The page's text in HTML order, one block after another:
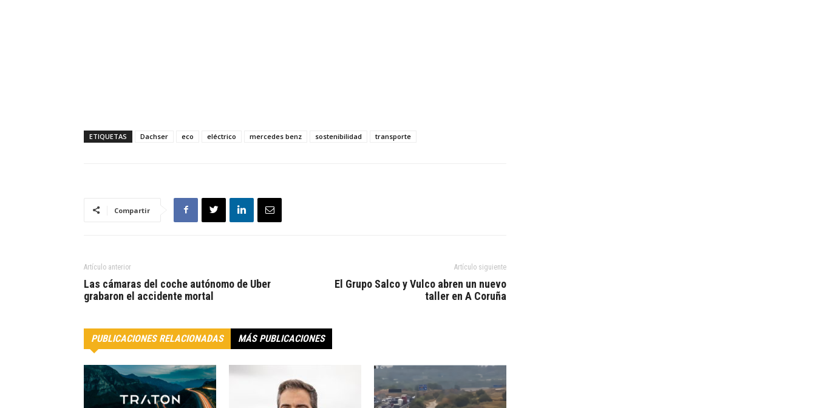
ETIQUETAS Dachser eco eléctrico mercedes benz sostenibilidad transporte
Compartir
Artículo anterior
Las cámaras del coche autónomo de Uber
grabaron el accidente mortal
Artículo siguiente
El Grupo Salco y Vulco abren un nuevo
taller en A Coruña
PUBLICACIONES RELACIONADAS MÁS PUBLICACIONES